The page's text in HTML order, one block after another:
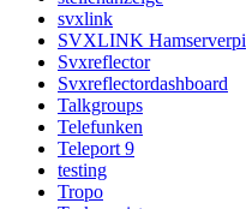
svxlink
SVXLINK Hamserverpi
Svxreflector
Svxreflectordashboard
Talkgroups
Telefunken
Teleport 9
testing
Tropo